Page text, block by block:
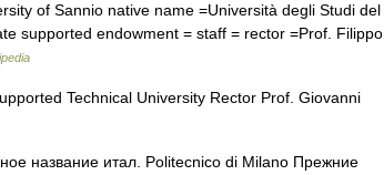
of Sannio native name =Università degli Studi del
supported endowment = staff = rector =Prof. Filippo
Technical University Rector Prof. Giovanni
название итал. Politecnico di Milano Прежние